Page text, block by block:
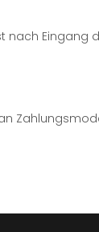
nach Eingang